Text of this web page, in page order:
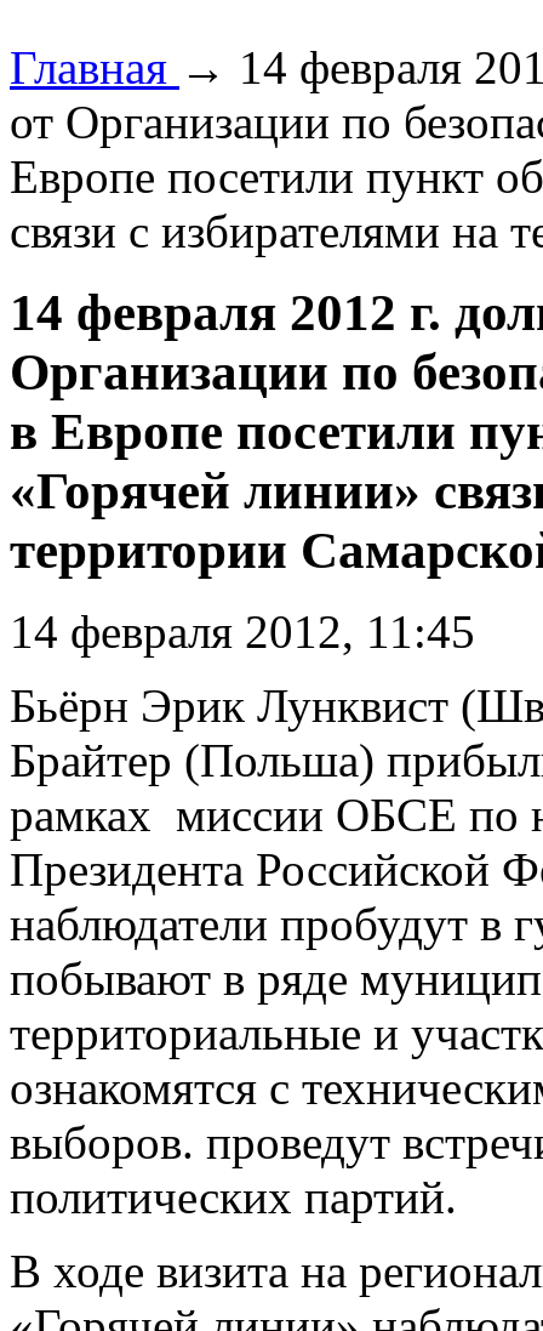
Главная → 14 февраля
от Организации по
Европе посетили пункт
связи с избирателями на
14 февраля 2012 г.
Организации по
в Европе посетили
«Горячей линии»
территории
14 февраля 2012, 11:45
Бьёрн Эрик Лунквист
Брайтер (Польша)
рамках миссии ОБСЕ по
Президента Российской
наблюдатели пробудут в
побывают в ряде
территориальные и
ознакомятся с
выборов. проведут
политических партий.
В ходе визита на